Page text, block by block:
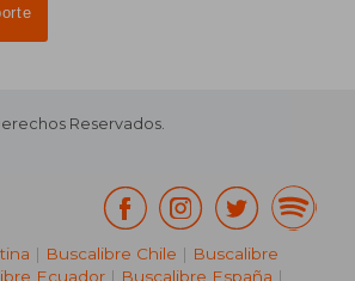
Reservados.
| Buscalibre Chile | Buscalibre
Ecuador | Buscalibre España |